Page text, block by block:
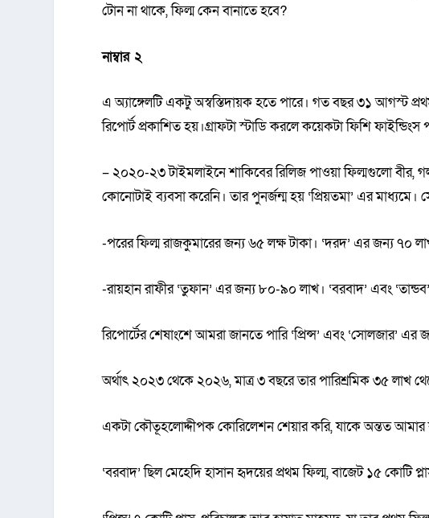
টোন না থাকে, ফিল্ম কেন বানাতে হবে?
নাম্বার ২
এ অ্যাঙ্গেলটি একটু অস্বস্তিদায়ক হতে পারে। গত বছর ৩১ আগস্ট
রিপোর্ট প্রকাশিত হয়।গ্রাফটা স্টাডি করলে কয়েকটা ফিশি ফাইন্ডিংস
– ২০২০-২৩ টাইমলাইনে শাকিবের রিলিজ পাওয়া ফিল্মগুলো বীর,
কোনোটাই ব্যবসা করেনি। তার পুনর্জন্ম হয় ‘প্রিয়তমা’ এর মাধ্যমে।
-পরের ফিল্ম রাজকুমারের জন্য ৬৫ লক্ষ টাকা। ‘দরদ’ এর জন্য ৭০
-রায়হান রাফীর ‘তুফান’ এর জন্য ৮০-৯০ লাখ। ‘বরবাদ’ এবং
রিপোর্টের শেষাংশে আমরা জানতে পারি ‘প্রিন্স’ এবং ‘সোলজার’ এর
অর্থাৎ ২০২৩ থেকে ২০২৬, মাত্র ৩ বছরে তার পারিশ্রমিক ৩৫ লাখ
একটা কৌতূহলোদ্দীপক কোরিলেশন শেয়ার করি, যাকে অন্তত আমার
‘বরবাদ’ ছিল মেহেদি হাসান হৃদয়ের প্রথম ফিল্ম, বাজেট ১৫ কোটি